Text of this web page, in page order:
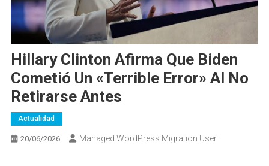
Hillary Clinton Afirma Que Biden
Cometió Un «terrible Error» Al No
Retirarse Antes
Actualidad
20/06/2026 Managed WordPress Migration User